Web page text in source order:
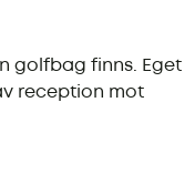
golfbag finns. Eget
reception mot